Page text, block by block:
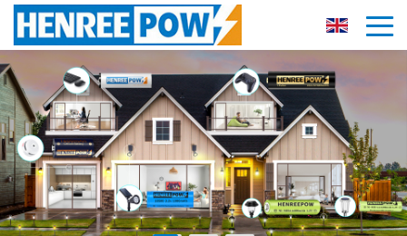
Laddningsbara batterier med
laddningskabel